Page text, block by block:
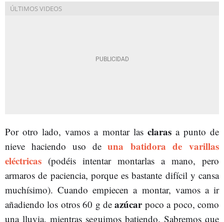
Por otro lado, vamos a montar las clarasa punto de
nieve haciendo uso deuna batidora de varillas
eléctricas (podéis intentar montarlas a mano, pero
armaros de paciencia, porque es bastante difícil y cansa
muchísimo). Cuando empiecen a montar, vamos a ir
añadiendo los otros 60 g deazúcarpoco a poco, como
una lluvia, mientras seguimos batiendo. Sabremos que